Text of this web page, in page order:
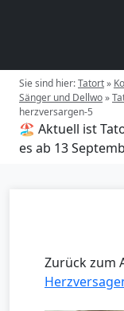
Sie sind hier:Tatort»
Sänger und Dellwo»
herzversargen-5
🏖️ Aktuell ist
es ab 13
Zurück zum